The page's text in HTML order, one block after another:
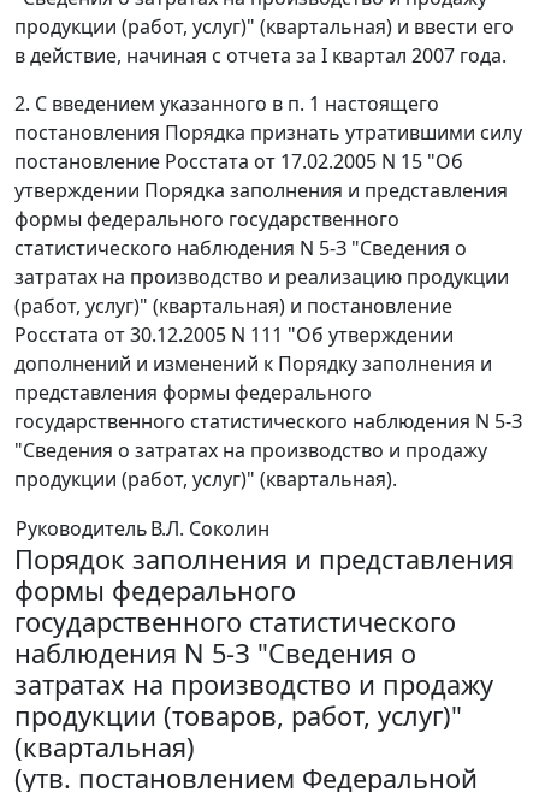
продукции (работ, услуг)" (квартальная) и ввести его
в действие, начиная с отчета за I квартал 2007 года.
2. С введением указанного в п. 1 настоящего
постановления Порядка признать утратившими силу
постановление Росстата от 17.02.2005 N 15 "Об
утверждении Порядка заполнения и представления
формы федерального государственного
статистического наблюдения N 5-З "Сведения о
затратах на производство и реализацию продукции
(работ, услуг)" (квартальная) и постановление
Росстата от 30.12.2005 N 111 "Об утверждении
дополнений и изменений к Порядку заполнения и
представления формы федерального
государственного статистического наблюдения N 5-З
"Сведения о затратах на производство и продажу
продукции (работ, услуг)" (квартальная).
РуководительВ.Л. Соколин
Порядок заполнения и представления
формы федерального
государственного статистического
наблюдения N 5-З "Сведения о
затратах на производство и продажу
продукции (товаров, работ, услуг)"
(квартальная)
(утв. постановлением Федеральной